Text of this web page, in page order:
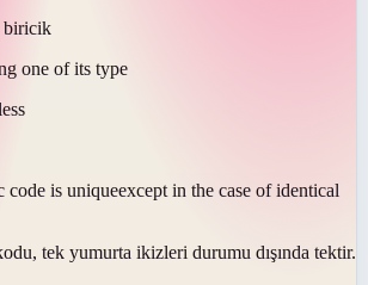
biricik
one of its type
code is uniqueexcept in the case of identical
tek yumurta ikizleri durumu dışında tektir.